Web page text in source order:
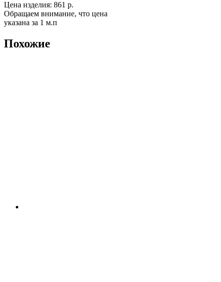
Цена изделия: 861 р.
Обращаем внимание, что цена
указана за 1 м.п
Похожие